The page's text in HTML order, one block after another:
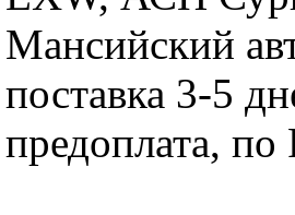
Мансийский
поставка 3-5
предоплата,